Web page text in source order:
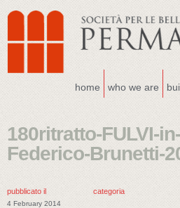
home who we are
180ritratto-FULVI-
Federico-Brunetti-
pubblicato il
4 February 2014
categoria